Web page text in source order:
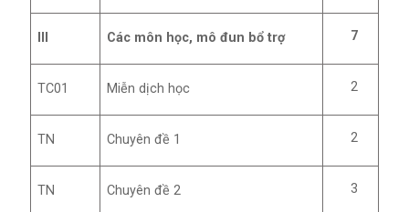
Các môn học, mô đun bổ trợ 7
TC01 Miễn dịch học 2
TN Chuyên đề 1 2
TN Chuyên đề 2 3